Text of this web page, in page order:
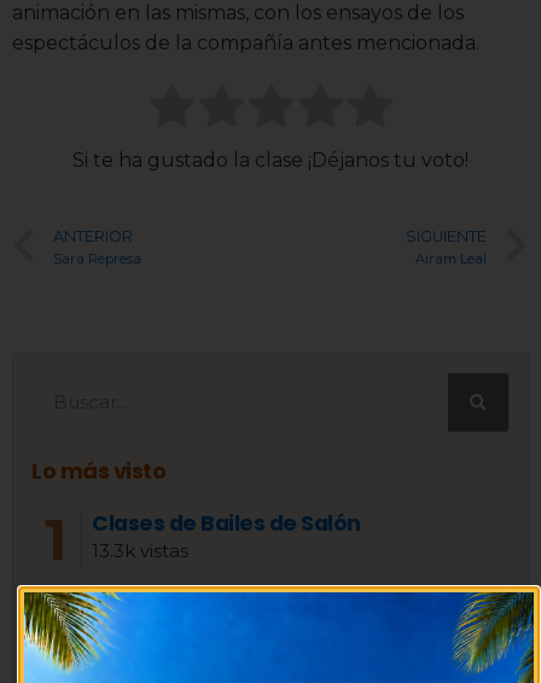
animación en las mismas, con los ensayos de los
espectáculos de la compañía antes mencionada.
Si te ha gustado la clase ¡Déjanos tu voto!
ANTERIOR
Sara Represa
SIGUIENTE
Airam Leal
Lo más visto
Clases de Bailes de Salón
13.3k vistas
Clases de Danza Contemporánea
11.1k vistas